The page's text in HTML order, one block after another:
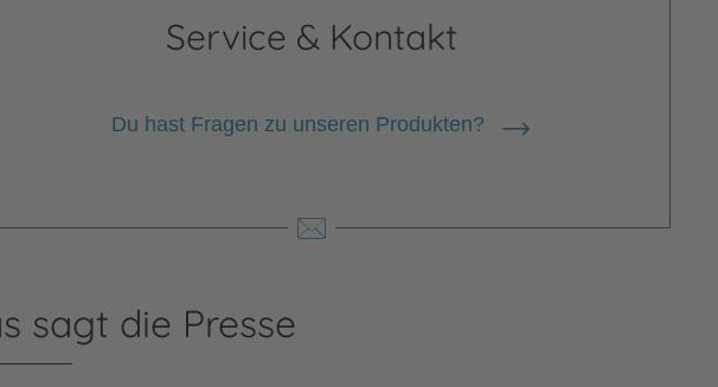
Service & Kontakt
Du hast Fragen zu unseren Produkten?
sagt die Presse